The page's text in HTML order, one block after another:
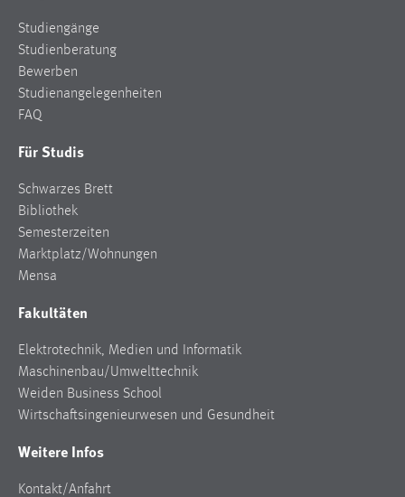
Studiengänge
Studienberatung
Bewerben
Studienangelegenheiten
FAQ
Für Studis
Schwarzes Brett
Bibliothek
Semesterzeiten
Marktplatz/Wohnungen
Mensa
Fakultäten
Elektrotechnik, Medien und Informatik
Maschinenbau/Umwelttechnik
Weiden Business School
Wirtschaftsingenieurwesen und Gesundheit
Weitere Infos
Kontakt/Anfahrt